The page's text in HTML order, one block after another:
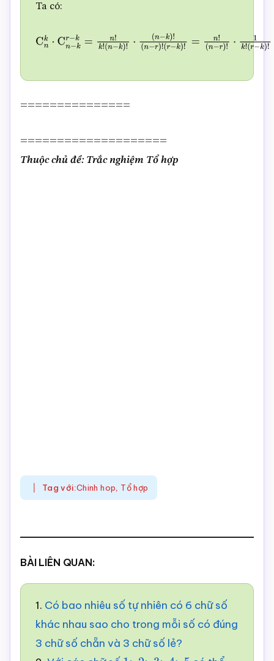
Ta có:
Cn Cn−kr− k=n!k! −k)!⋅(n−k) (n −r)!(r )!=n!(n
===============
====================
Thuộc chủ đề: Trắc nghiệm Tổ hợp
Tag với:Chinh hop, Tổ hợp
BÀI LIÊN QUAN:
1. Có bao nhiêu số tự nhiên có 6 chữ số
khác nhau sao cho trong mỗi số có đúng
3 chữ số chẵn và 3 chữ số lẻ?